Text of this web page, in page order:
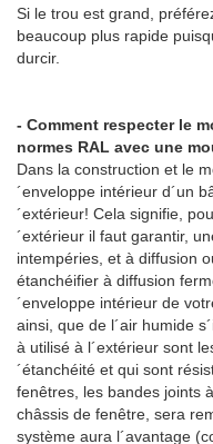
Si le trou est grand,
beaucoup plus rapide
durcir.
- Comment respecter le
normes RAL avec une
Dans la construction et le
´enveloppe intérieur d´un
´extérieur! Cela signifie,
´extérieur il faut garantir,
intempéries, et à diffusion
étanchéifier à diffusion
´enveloppe intérieur de
ainsi, que de l´air humide
à utilisé à l´extérieur sont
´étanchéité et qui sont
fenêtres, les bandes joints
châssis de fenêtre, sera
système aura l´avantage